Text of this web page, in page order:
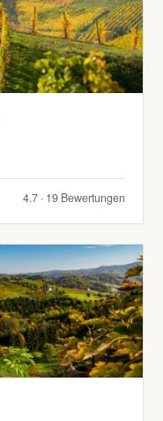
4.7 · 19 Bewertungen